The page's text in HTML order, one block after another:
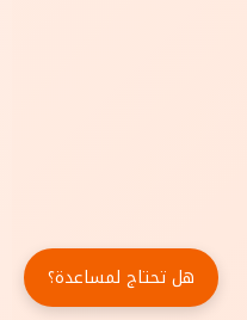
هل تحتاج لمساعدة؟